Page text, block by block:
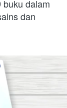
dalam
dan